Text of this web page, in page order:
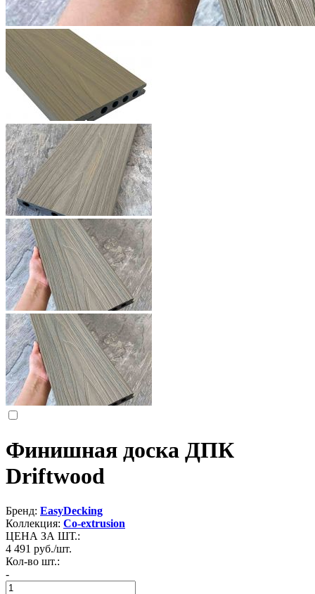
Финишная доска ДПК
Driftwood
Бренд: EasyDecking
Коллекция: Co-extrusion
ЦЕНА ЗА ШТ.:
4 491 руб./шт.
Кол-во шт.:
-